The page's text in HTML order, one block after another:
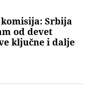
Srbija
od devet
ključne i dalje